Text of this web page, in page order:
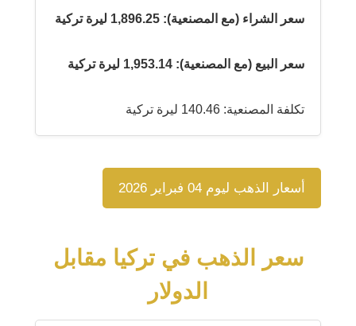
سعر الشراء (مع المصنعية): 1,896.25 ليرة تركية
سعر البيع (مع المصنعية): 1,953.14 ليرة تركية
تكلفة المصنعية: 140.46 ليرة تركية
أسعار الذهب ليوم 04 فبراير 2026
سعر الذهب في تركيا مقابل
الدولار